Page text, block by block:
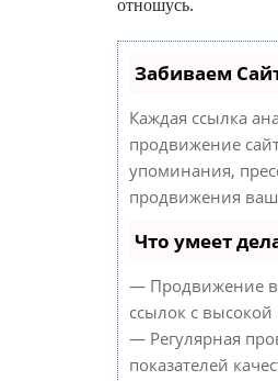
отношусь.
Забиваем
Каждая ссылка
продвижение
упоминания,
продвижения
Что умеет
— Продвижение в
ссылок с
— Регулярная
показателей